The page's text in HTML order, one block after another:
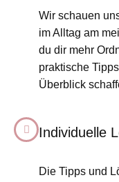
Wir schauen
im Alltag am
du dir mehr
praktische
Überblick
Individuelle
Die Tipps und